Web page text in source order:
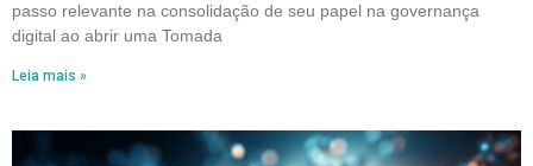
passo relevante na consolidação de seu papel na governança
digital ao abrir uma Tomada
Leia mais »